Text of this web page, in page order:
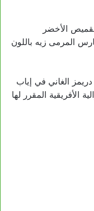
الأخضر
المرمى زيه باللون
الغاني في إياب
الأفريقية المقرر لها